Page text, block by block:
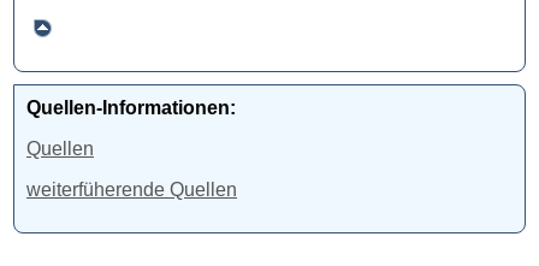
Quellen-Informationen:
Quellen
weiterfüherende Quellen